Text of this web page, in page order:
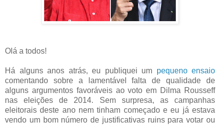
Olá a todos!
Há alguns anos atrás, eu publiquei um pequeno ensaio
comentando sobre a lamentável falta de qualidade de
alguns argumentos favoráveis ao voto em Dilma Rousseff
nas eleições de 2014. Sem surpresa, as campanhas
eleitorais deste ano nem tinham começado e eu já estava
vendo um bom número de justificativas ruins para votar ou